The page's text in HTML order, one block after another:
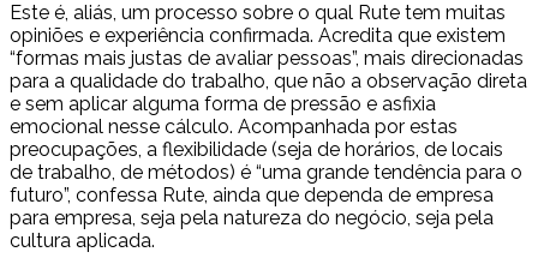
Este é, aliás, um processo sobre o qual Rute tem muitas
opiniões e experiência confirmada. Acredita que existem
“formas mais justas de avaliar pessoas”, mais direcionadas
para a qualidade do trabalho, que não a observação direta
e sem aplicar alguma forma de pressão e asfixia
emocional nesse cálculo. Acompanhada por estas
preocupações, a flexibilidade (seja de horários, de locais
de trabalho, de métodos) é “uma grande tendência para o
futuro”, confessa Rute, ainda que dependa de empresa
para empresa, seja pela natureza do negócio, seja pela
cultura aplicada.